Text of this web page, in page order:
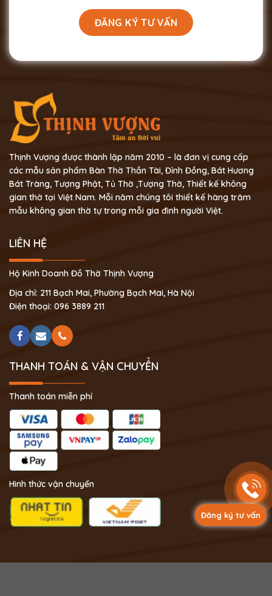
Đăng ký tư vấn
Thịnh Vượng được thành lập năm 2010 – là đơn vị cung cấp
các mẫu sản phẩm Bàn Thờ Thần Tài, Đỉnh Đồng, Bát Hương
Bát Tràng, Tượng Phật, Tủ Thờ ,Tượng Thờ, Thiết kế không
gian thờ tại Việt Nam. Mỗi năm chúng tôi thiết kế hàng trăm
mẫu không gian thờ tự trong mỗi gia đình người Việt.
LIÊN HỆ
Hộ Kinh Doanh Đồ Thờ Thịnh Vượng
Địa chỉ: 211 Bạch Mai, Phường Bạch Mai, Hà Nội
Điện thoại: 096 3889 211
THANH TOÁN & VẬN CHUYỂN
Thanh toán miễn phí
Hình thức vận chuyển